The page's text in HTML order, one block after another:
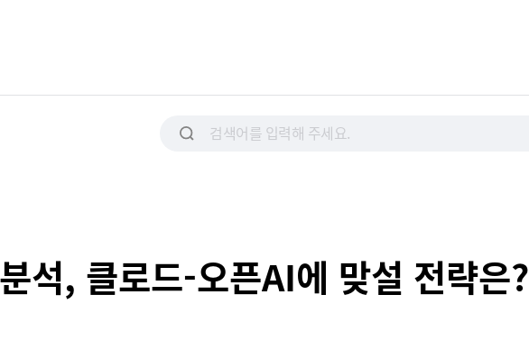
석, 클로드-오픈AI에 맞설 전략은?